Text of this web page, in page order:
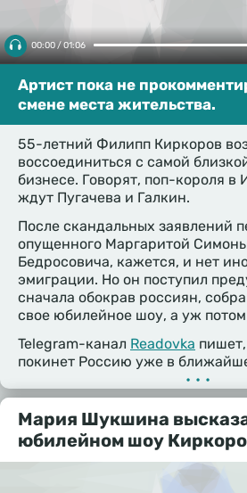
00:00 / 01:06
Артист пока не
смене места жительства.
55-летний Филипп Киркоров
воссоединиться с самой
бизнесе. Говорят, поп-короля
ждут Пугачева и Галкин.
После скандальных заявлений
опущенного Маргаритой
Бедросовича, кажется, и нет
эмиграции. Но он поступил
сначала обокрав россиян,
свое юбилейное шоу, а уж потом
Telegram-канал Readovka
покинет Россию уже в
•••
Мария Шукшина
юбилейном шоу